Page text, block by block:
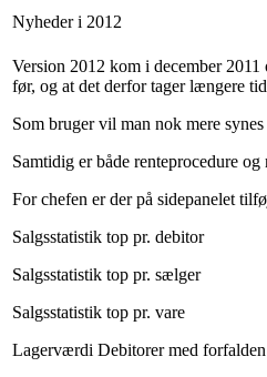
Nyheder i 2012
Version 2012 kom i december
før, og at det derfor tager længere
Som bruger vil man nok mere
Samtidig er både renteprocedure
For chefen er der på sidepanelet
Salgsstatistik top pr. debitor
Salgsstatistik top pr. sælger
Salgsstatistik top pr. vare
Lagerværdi Debitorer med